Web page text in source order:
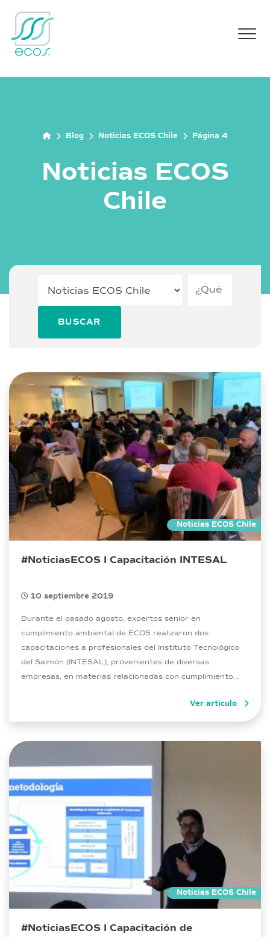
Blog Noticias ECOS Chile Página 4
Noticias ECOS
Chile
BUSCAR
Noticias ECOS Chile
#NoticiasECOS I Capacitación INTESAL
10 septiembre 2019
Durante el pasado agosto, expertos senior en
cumplimiento ambiental de ECOS realizaron dos
capacitaciones a profesionales del Instituto Tecnológico
del Salmón (INTESAL), provenientes de diversas
empresas, en materias relacionadas con cumplimiento
de Castro y Puerto Varas, contando este último con una
asistencia de 70 profesionales ligados a […]
Ver artículo
Noticias ECOS Chile
#NoticiasECOS I Capacitación de